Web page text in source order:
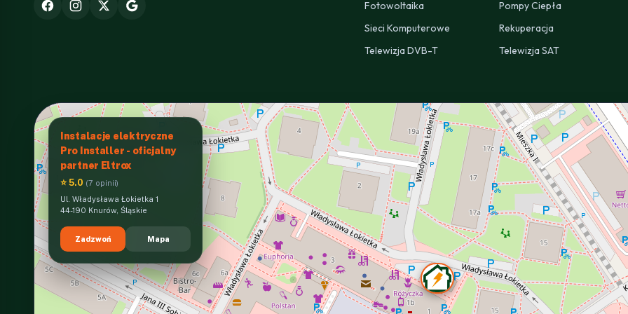
Fotowoltaika
Pompy Ciepła
Sieci Komputerowe
Rekuperacja
Telewizja DVB-T
Telewizja SAT
Instalacje elektryczne
Pro Installer - oficjalny
partner Eltrox
⭐ 5.0 (7 opinii)
Ul. Władysława Łokietka 1
44-190 Knurów, Śląskie
Zadzwoń Mapa